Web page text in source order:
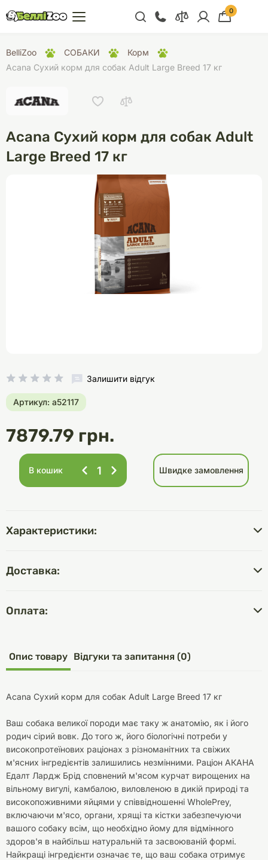
+38 (068) 300 91 91
Відділ продажу
+38 (099) 300 91 91
Відділ підтримки
76
0
BelliZoo СОБАКИ
Корм
Acana Сухий корм для собак Adult Large Breed 17 кг
Acana Сухий корм для собак Adult
Large Breed 17 кг
Залишити відгук
Артикул: a52117
7879.79 грн.
В кошик Швидке замовлення
Характеристики:
Доставка:
Оплата:
Опис товару Відгуки та запитання (0)
Acana Сухий корм для собак Adult Large Breed 17 кг
Ваш собака великої породи має таку ж анатомію, як і його
родич сірий вовк. До того ж, його біологічні потреби у
високопротеїнових раціонах з різноманітних та свіжих
м'ясних інгредієнтів залишились незмінними. Раціон АКАНА
Едалт Лардж Брід сповнений м'ясом курчат вирощених на
вільному вигулі, камбалою, виловленою в дикій природі та
високопоживними яйцями у співвідношенні WholePrey,
включаючи м'ясо, органи, хрящі та кістки забезпечуючи
вашого собаку всім, що необхідно йому для відмінного
здоров'я в найбільш натуральній та засвоюваній формі.
Найкращі інгредієнти означає те, що ваш собака отримує